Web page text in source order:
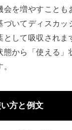
会を増やすことも
いてディスカッ
として吸収されま
態から「使える」
方と例文